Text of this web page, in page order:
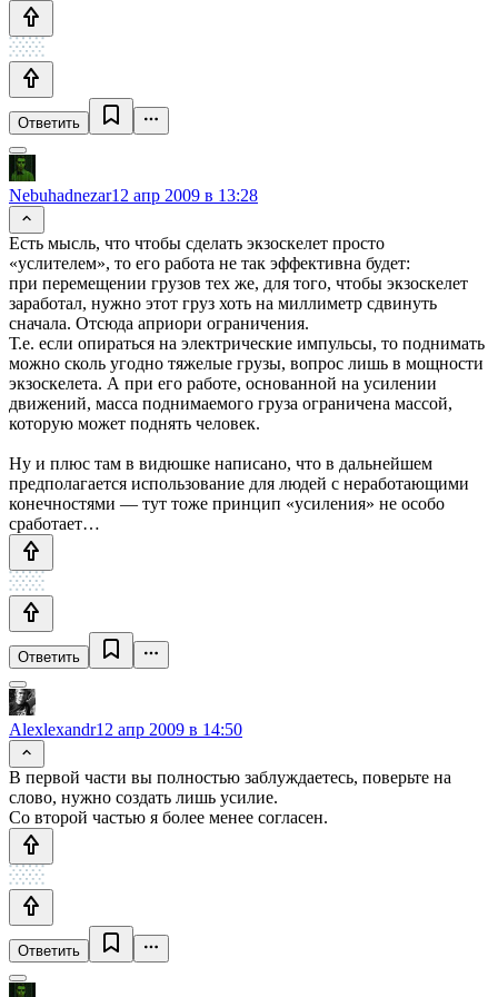
Ответить
Nebuhadnezar12 апр 2009 в 13:28
Есть мысль, что чтобы сделать экзоскелет просто
«услителем», то его работа не так эффективна будет:
при перемещении грузов тех же, для того, чтобы экзоскелет
заработал, нужно этот груз хоть на миллиметр сдвинуть
сначала. Отсюда априори ограничения.
Т.е. если опираться на электрические импульсы, то поднимать
можно сколь угодно тяжелые грузы, вопрос лишь в мощности
экзоскелета. А при его работе, основанной на усилении
движений, масса поднимаемого груза ограничена массой,
которую может поднять человек.
Ну и плюс там в видюшке написано, что в дальнейшем
предполагается использование для людей с неработающими
конечностями — тут тоже принцип «усиления» не особо
сработает…
Ответить
Alexlexandr12 апр 2009 в 14:50
В первой части вы полностью заблуждаетесь, поверьте на
слово, нужно создать лишь усилие.
Со второй частью я более менее согласен.
Ответить